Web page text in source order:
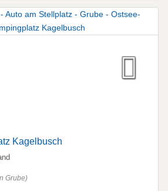
Kagelbusch
Grube)